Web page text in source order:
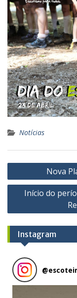
Notícias
Navegação
de
artigos
Nova
Início do
Instagram
@